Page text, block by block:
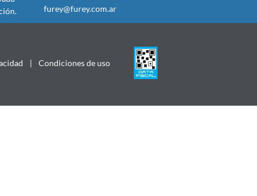
furey@furey.com.ar
|
Condiciones de uso